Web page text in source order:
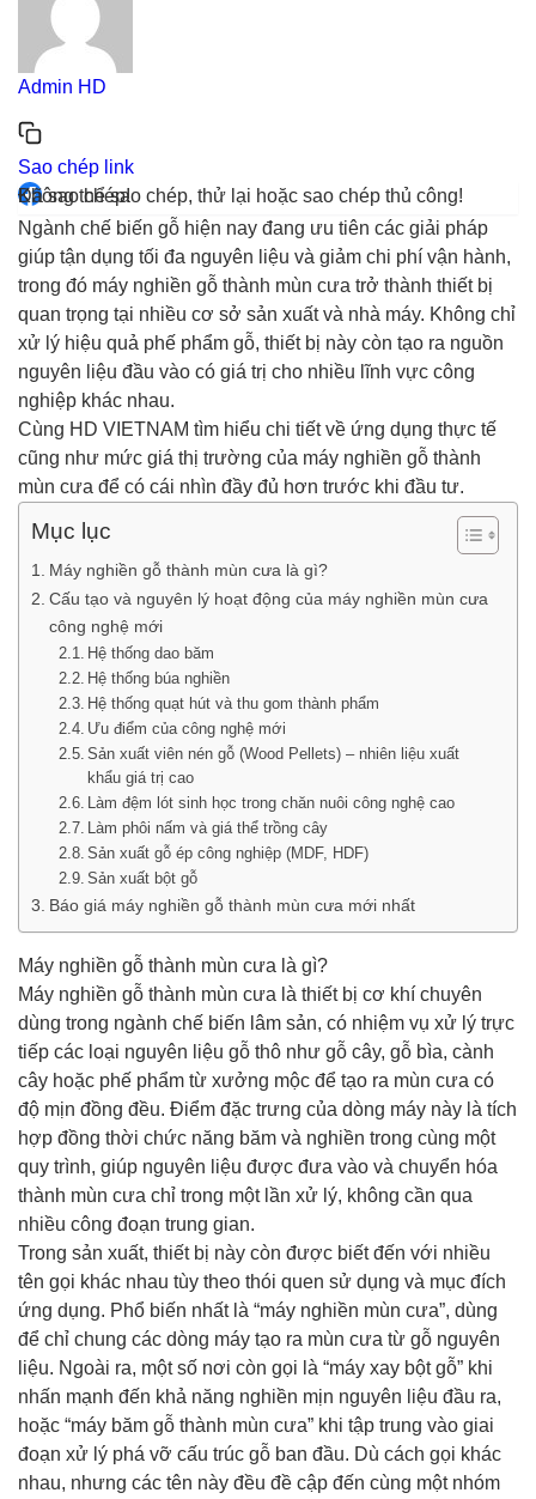
Admin HD
Sao chép link
Đã sao chép!
Không thể sao chép, thử lại hoặc sao chép thủ công!
Ngành chế biến gỗ hiện nay đang ưu tiên các giải pháp
giúp tận dụng tối đa nguyên liệu và giảm chi phí vận hành,
trong đó máy nghiền gỗ thành mùn cưa trở thành thiết bị
quan trọng tại nhiều cơ sở sản xuất và nhà máy. Không chỉ
xử lý hiệu quả phế phẩm gỗ, thiết bị này còn tạo ra nguồn
nguyên liệu đầu vào có giá trị cho nhiều lĩnh vực công
nghiệp khác nhau.
Cùng HD VIETNAM tìm hiểu chi tiết về ứng dụng thực tế
cũng như mức giá thị trường của máy nghiền gỗ thành
mùn cưa để có cái nhìn đầy đủ hơn trước khi đầu tư.
Mục lục
Máy nghiền gỗ thành mùn cưa là gì?
Cấu tạo và nguyên lý hoạt động của máy nghiền mùn cưa
công nghệ mới
Hệ thống dao băm
Hệ thống búa nghiền
Hệ thống quạt hút và thu gom thành phẩm
Ưu điểm của công nghệ mới
Sản xuất viên nén gỗ (Wood Pellets) – nhiên liệu xuất
khẩu giá trị cao
Làm đệm lót sinh học trong chăn nuôi công nghệ cao
Làm phôi nấm và giá thể trồng cây
Sản xuất gỗ ép công nghiệp (MDF, HDF)
Sản xuất bột gỗ
Báo giá máy nghiền gỗ thành mùn cưa mới nhất
Máy nghiền gỗ thành mùn cưa là gì?
Máy nghiền gỗ thành mùn cưa là thiết bị cơ khí chuyên
dùng trong ngành chế biến lâm sản, có nhiệm vụ xử lý trực
tiếp các loại nguyên liệu gỗ thô như gỗ cây, gỗ bìa, cành
cây hoặc phế phẩm từ xưởng mộc để tạo ra mùn cưa có
độ mịn đồng đều. Điểm đặc trưng của dòng máy này là tích
hợp đồng thời chức năng băm và nghiền trong cùng một
quy trình, giúp nguyên liệu được đưa vào và chuyển hóa
thành mùn cưa chỉ trong một lần xử lý, không cần qua
nhiều công đoạn trung gian.
Trong sản xuất, thiết bị này còn được biết đến với nhiều
tên gọi khác nhau tùy theo thói quen sử dụng và mục đích
ứng dụng. Phổ biến nhất là “máy nghiền mùn cưa”, dùng
để chỉ chung các dòng máy tạo ra mùn cưa từ gỗ nguyên
liệu. Ngoài ra, một số nơi còn gọi là “máy xay bột gỗ” khi
nhấn mạnh đến khả năng nghiền mịn nguyên liệu đầu ra,
hoặc “máy băm gỗ thành mùn cưa” khi tập trung vào giai
đoạn xử lý phá vỡ cấu trúc gỗ ban đầu. Dù cách gọi khác
nhau, nhưng các tên này đều đề cập đến cùng một nhóm